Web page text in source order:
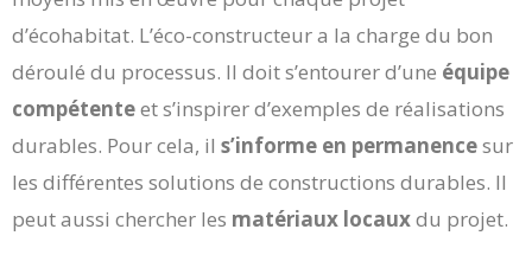
d’écohabitat. L’éco-constructeur a la charge du bon
déroulé du processus. Il doit s’entourer d’une équipe
compétenteet s’inspirer d’exemples de réalisations
durables. Pour cela, il s’informe en permanencesur
les différentes solutions de constructions durables. Il
peut aussi chercher les matériaux locauxdu projet.